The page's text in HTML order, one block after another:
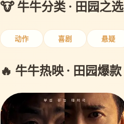
🐮 牛牛分类 · 田园之选
动作 喜剧 悬疑
🔥 牛牛热映 · 田园爆款